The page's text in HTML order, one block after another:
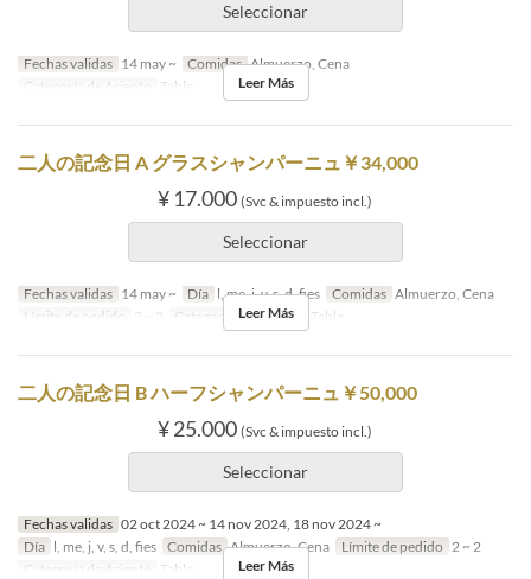
Seleccionar
Fechas validas 14 may ~ Comidas Almuerzo, Cena
Categoría de Asiento
Table Leer Más
二人の記念日 A グラスシャンパーニュ￥34,000
¥ 17.000 (Svc & impuesto incl.)
Seleccionar
Fechas validas 14 may ~ Día l, me, j, v, s, d, fies Comidas Almuerzo, Cena
Límite de pedido
2 ~ 2 Categoría de Asiento Table
Leer Más
二人の記念日 B ハーフシャンパーニュ￥50,000
¥ 25.000 (Svc & impuesto incl.)
Seleccionar
Fechas validas 02 oct 2024 ~ 14 nov 2024, 18 nov 2024 ~
Día l, me, j, v, s, d, fies Comidas Almuerzo, Cena Límite de pedido 2 ~ 2
Categoría de Asiento
Table Leer Más